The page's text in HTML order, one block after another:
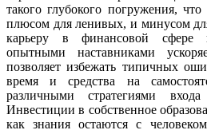
такого глубокого погружения,
плюсом для ленивых, и минусом
карьеру в финансовой сфере
опытными наставниками
позволяет избежать типичных
время и средства на
различными стратегиями
Инвестиции в собственное
как знания остаются с